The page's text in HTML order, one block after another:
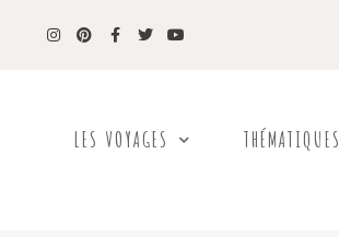
LES VOYAGES THÉMATIQUES